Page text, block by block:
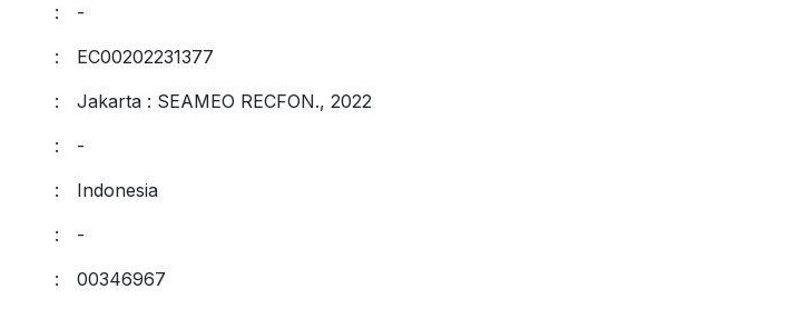
:
-
:
EC00202231377
: Jakarta : SEAMEO RECFON., 2022
:
-
:
Indonesia
:
-
: 00346967